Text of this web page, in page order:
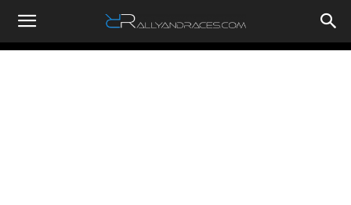
RallyandRaces.com